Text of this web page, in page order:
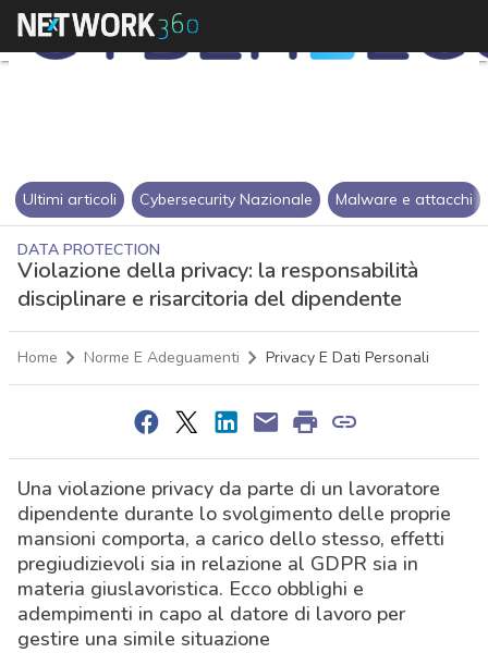
Ultimi articoli Cybersecurity Nazionale Malware e attacchi
DATA PROTECTION
Violazione della privacy: la responsabilità
disciplinare e risarcitoria del dipendente
Home Norme E Adeguamenti Privacy E Dati Personali
Una violazione privacy da parte di un lavoratore
dipendente durante lo svolgimento delle proprie
mansioni comporta, a carico dello stesso, effetti
pregiudizievoli sia in relazione al GDPR sia in
materia giuslavoristica. Ecco obblighi e
adempimenti in capo al datore di lavoro per
gestire una simile situazione